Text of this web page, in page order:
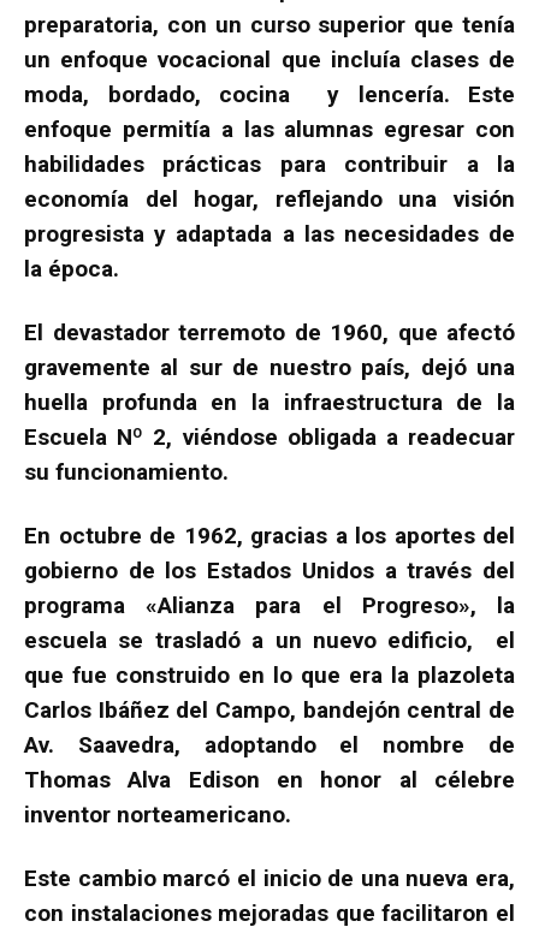
preparatoria, con un curso superior que tenía
un enfoque vocacional que incluía clases de
moda, bordado, cocina y lencería. Este
enfoque permitía a las alumnas egresar con
habilidades prácticas para contribuir a la
economía del hogar, reflejando una visión
progresista y adaptada a las necesidades de
la época.
El devastador terremoto de 1960, que afectó
gravemente al sur de nuestro país, dejó una
huella profunda en la infraestructura de la
Escuela Nº 2, viéndose obligada a readecuar
su funcionamiento.
En octubre de 1962, gracias a los aportes del
gobierno de los Estados Unidos a través del
programa «Alianza para el Progreso», la
escuela se trasladó a un nuevo edificio, el
que fue construido en lo que era la plazoleta
Carlos Ibáñez del Campo, bandejón central de
Av. Saavedra, adoptando el nombre de
Thomas Alva Edison en honor al célebre
inventor norteamericano.
Este cambio marcó el inicio de una nueva era,
con instalaciones mejoradas que facilitaron el